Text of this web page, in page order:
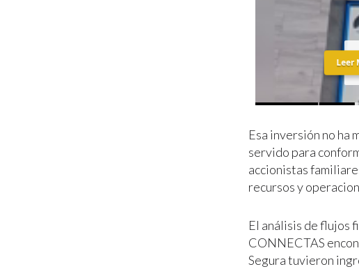
Leer
Esa inversión no ha
servido para
accionistas
recursos y
El análisis de flujos
CONNECTAS
Segura tuvieron